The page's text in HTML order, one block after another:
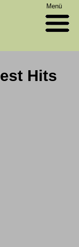
Menü
Hits